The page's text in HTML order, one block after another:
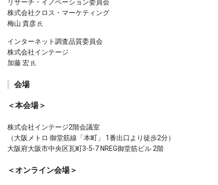
リサーチ・イノベーション委員会
株式会社クロス・マーケティング
梅山 貴彦 氏
インターネット調査品質委員会
株式会社インテージ
加藤 宏 氏
会場
＜本会場＞
株式会社インテージ2階会議室
（大阪メトロ 御堂筋線「本町」 1番出口より徒歩2分）
大阪府大阪市中央区瓦町3-5-7 NREG御堂筋ビル 2階
＜オンライン会場＞